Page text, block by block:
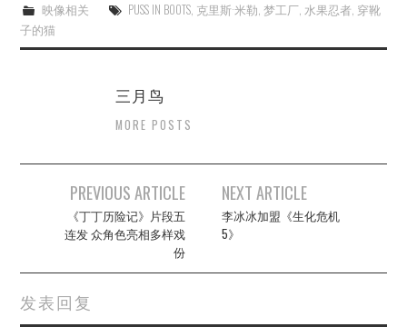
映像相关 PUSS IN BOOTS, 克里斯·米勒, 梦工厂, 水果忍者, 穿靴
子的猫
三月鸟
MORE POSTS
navigation
PREVIOUS ARTICLE
《丁丁历险记》片段五
连发 众角色亮相多样戏
份
NEXT ARTICLE
李冰冰加盟《生化危机
5》
发表回复